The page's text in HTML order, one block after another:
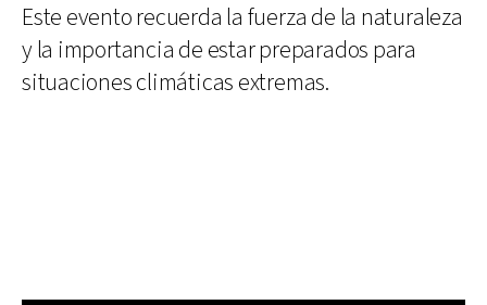
Este evento recuerda la fuerza de la naturaleza
y la importancia de estar preparados para
situaciones climáticas extremas.